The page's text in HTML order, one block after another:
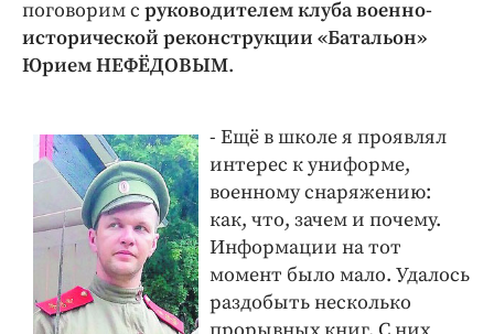
поговорим с руководителем клуба военно-
исторической реконструкции «Батальон»
Юрием НЕФЁДОВЫМ.
- Ещё в школе я проявлял
интерес к униформе,
военному снаряжению:
как, что, зачем и почему.
Информации на тот
момент было мало. Удалось
раздобыть несколько